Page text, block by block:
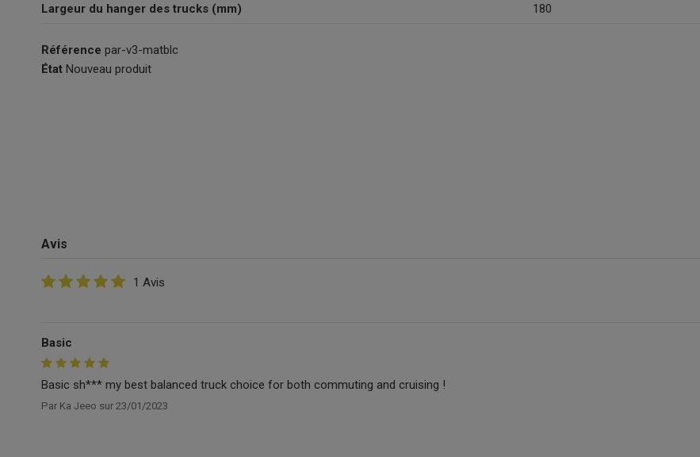
Largeur du hanger des trucks (mm) 180
Référence par-v3-matblc
État Nouveau produit
Avis
1 Avis
Basic
Basic sh*** my best balanced truck choice for both commuting and cruising !
Par Ka Jeeo sur 23/01/2023